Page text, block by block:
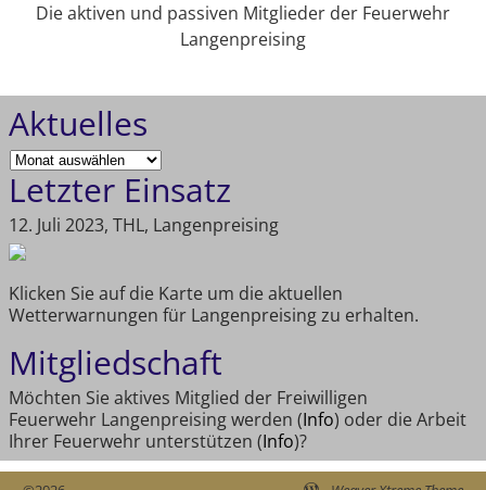
Die aktiven und passiven Mitglieder der Feuerwehr
Langenpreising
Aktuelles
Letzter Einsatz
12. Juli 2023, THL, Langenpreising
Klicken Sie auf die Karte um die aktuellen
Wetterwarnungen für Langenpreising zu erhalten.
Mitgliedschaft
Möchten Sie aktives Mitglied der Freiwilligen
Feuerwehr Langenpreising werden (Info) oder die Arbeit
Ihrer Feuerwehr unterstützen (Info)?